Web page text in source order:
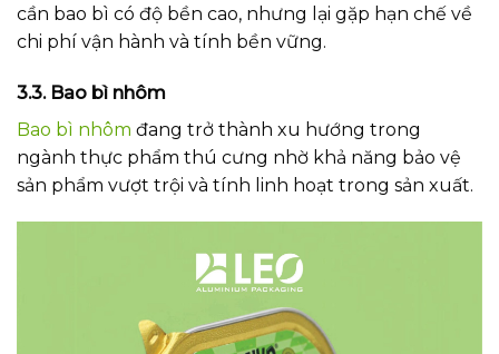
cần bao bì có độ bền cao, nhưng lại gặp hạn chế về
chi phí vận hành và tính bền vững.
3.3. Bao bì nhôm
Bao bì nhôm đang trở thành xu hướng trong
ngành thực phẩm thú cưng nhờ khả năng bảo vệ
sản phẩm vượt trội và tính linh hoạt trong sản xuất.